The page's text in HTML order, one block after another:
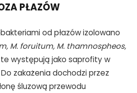
PŁAZÓW
od płazów izolowano
M. foruitum, M. thamnospheos,
te występują jako saprofity w
zakażenia dochodzi przez
śluzową przewodu